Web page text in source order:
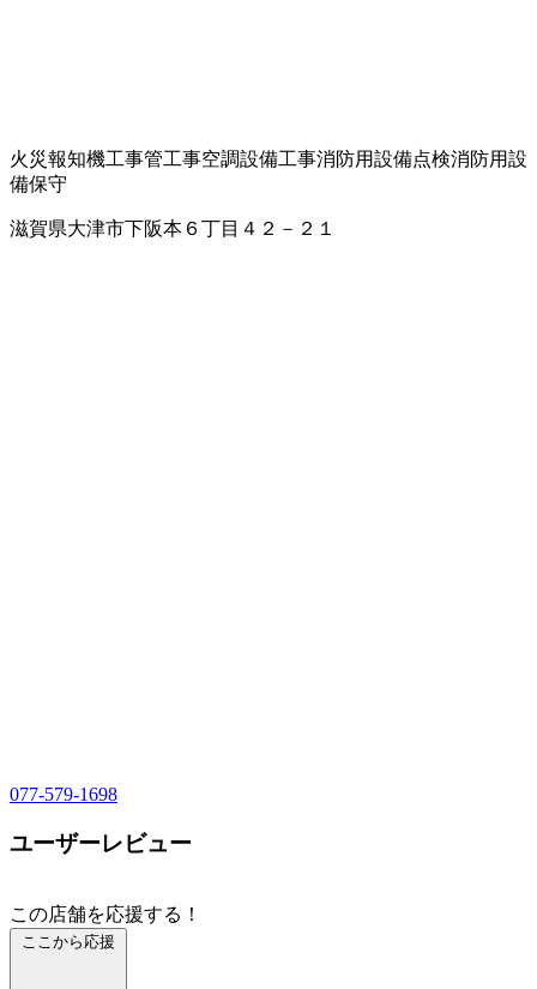
火災報知機工事管工事空調設備工事消防用設備点検消防用設
備保守
滋賀県大津市下阪本６丁目４２－２１
077-579-1698
ユーザーレビュー
この店舗を応援する！
ここから応援